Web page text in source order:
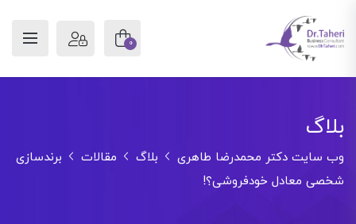
0
بلاگ
وب سایت دکتر محمدرضا طاهری بلاگ مقالات
برندسازی
شخصی معادل خودفروشی؟!